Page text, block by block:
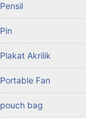
Pensil
Pin
Plakat Akrilik
Portable Fan
pouch bag